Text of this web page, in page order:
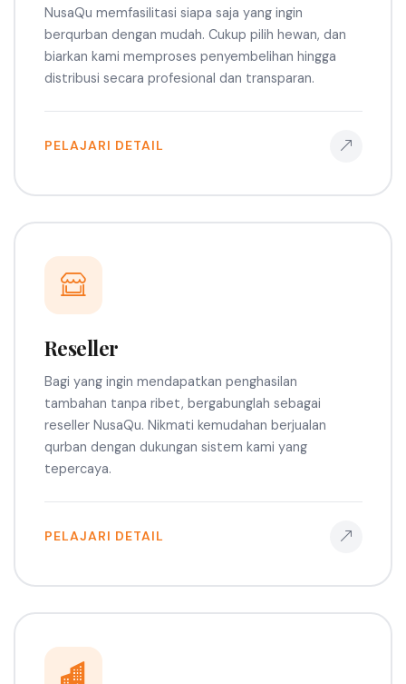
NusaQu memfasilitasi siapa saja yang ingin
berqurban dengan mudah. Cukup pilih hewan, dan
biarkan kami memproses penyembelihan hingga
distribusi secara profesional dan transparan.
PELAJARI DETAIL
Reseller
Bagi yang ingin mendapatkan penghasilan
tambahan tanpa ribet, bergabunglah sebagai
reseller NusaQu. Nikmati kemudahan berjualan
qurban dengan dukungan sistem kami yang
tepercaya.
PELAJARI DETAIL